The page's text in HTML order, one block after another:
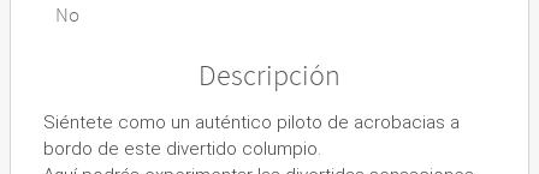
No
Descripción
Siéntete como un auténtico piloto de acrobacias a
bordo de este divertido columpio.